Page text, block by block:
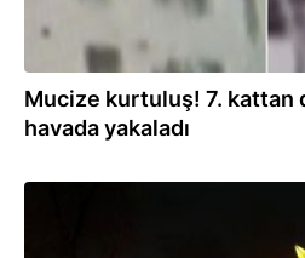
Mucize kurtuluş! 7. kattan
havada yakaladı